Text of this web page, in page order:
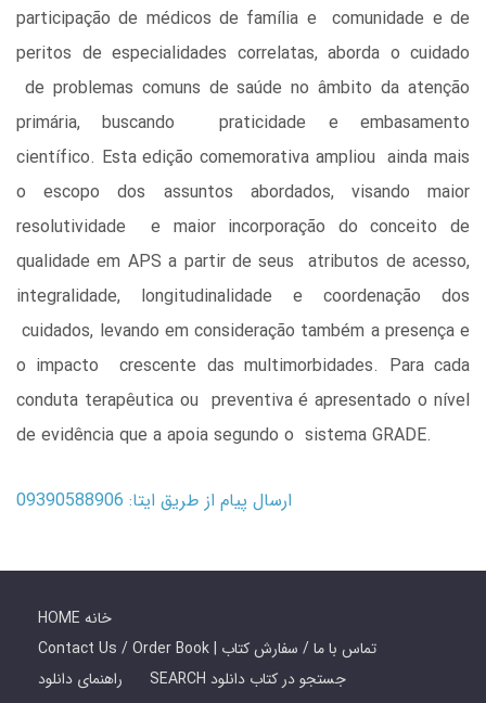
participação de médicos de família e comunidade e de
peritos de especialidades correlatas, aborda o cuidado
de problemas comuns de saúde no âmbito da atenção
primária, buscando praticidade e embasamento
científico. Esta edição comemorativa ampliou ainda mais
o escopo dos assuntos abordados, visando maior
resolutividade e maior incorporação do conceito de
qualidade em APS a partir de seus atributos de acesso,
integralidade, longitudinalidade e coordenação dos
cuidados, levando em consideração também a presença e
o impacto crescente das multimorbidades. Para cada
conduta terapêutica ou preventiva é apresentado o nível
de evidência que a apoia segundo o sistema GRADE.
ارسال پیام از طریق ایتا: 09390588906
HOME خانه
Contact Us / Order Book | تماس با ما / سفارش کتاب
راهنمای دانلود
SEARCH جستجو در کتاب دانلود